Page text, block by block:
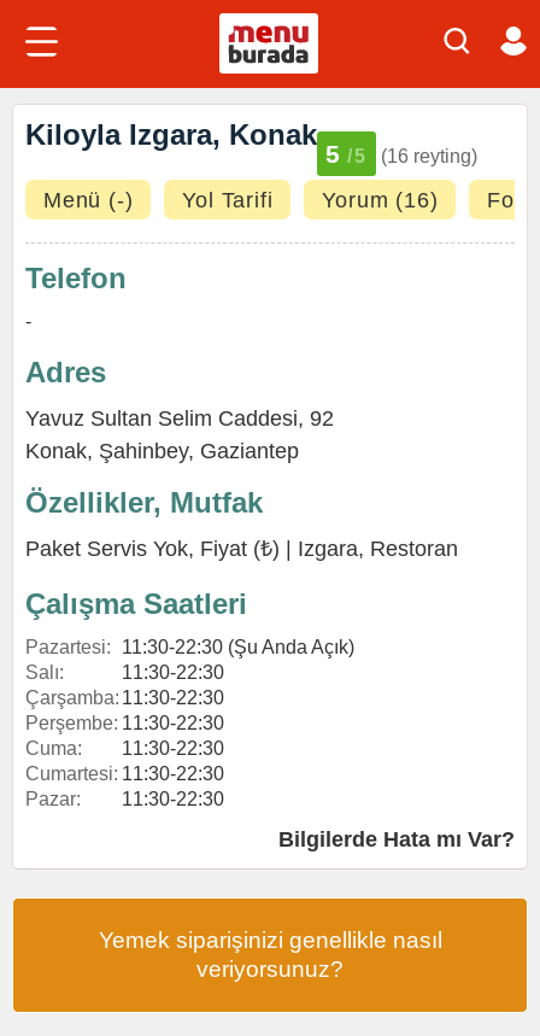
Kiloyla Izgara, Konak
5 /5 (16 reyting)
Menü (-) Yol Tarifi Yorum (16)
Telefon
-
Adres
Yavuz Sultan Selim Caddesi, 92
Konak, Şahinbey, Gaziantep
Özellikler, Mutfak
Paket Servis Yok, Fiyat (₺) | Izgara, Restoran
Çalışma Saatleri
Pazartesi:
11:30-22:30 (Şu Anda Açık)
Salı:
11:30-22:30
Çarşamba: 11:30-22:30
Perşembe: 11:30-22:30
Cuma:
11:30-22:30
Cumartesi: 11:30-22:30
Pazar:
11:30-22:30
Bilgilerde Hata mı Var?
Yemek siparişinizi genellikle nasıl
veriyorsunuz?